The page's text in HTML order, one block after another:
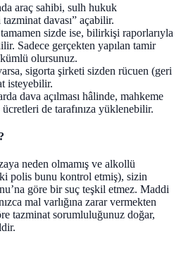
araç sahibi, sulh hukuk
davası” açabilir.
sizde ise, bilirkişi raporlarıyla
Sadece gerçekten yapılan tamir
olursunuz.
sigorta şirketi sizden rücuen (geri
isteyebilir.
dava açılması hâlinde, mahkeme
de tarafınıza yüklenebilir.
neden olmamış ve alkollü
polis bunu kontrol etmiş), sizin
göre bir suç teşkil etmez. Maddi
mal varlığına zarar vermekten
tazminat sorumluluğunuz doğar,